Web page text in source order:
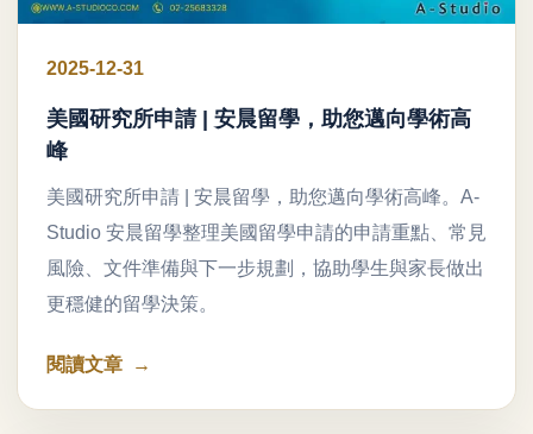
2025-12-31
美國研究所申請 | 安晨留學，助您邁向學術高
峰
美國研究所申請 | 安晨留學，助您邁向學術高峰。A-
Studio 安晨留學整理美國留學申請的申請重點、常見
風險、文件準備與下一步規劃，協助學生與家長做出
更穩健的留學決策。
閱讀文章